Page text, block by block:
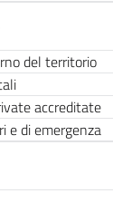
del territorio
accreditate
e di emergenza